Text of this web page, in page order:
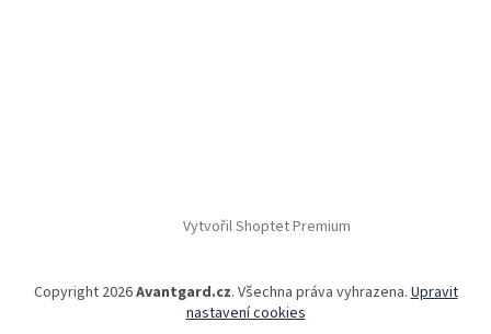
Vytvořil Shoptet Premium
Copyright 2026Avantgard.cz. Všechna práva vyhrazena. Upravit
nastavení cookies